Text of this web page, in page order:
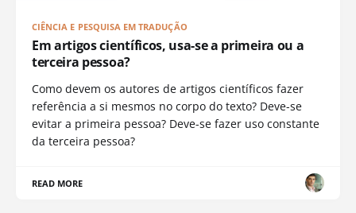
CIÊNCIA E PESQUISA EM TRADUÇÃO
Em artigos científicos, usa-se a primeira ou a
terceira pessoa?
Como devem os autores de artigos científicos fazer
referência a si mesmos no corpo do texto? Deve-se
evitar a primeira pessoa? Deve-se fazer uso constante
da terceira pessoa?
READ MORE